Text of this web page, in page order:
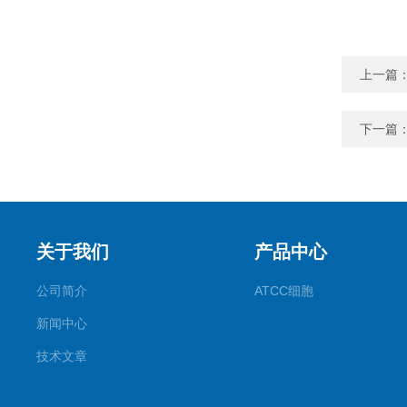
上一篇
下一篇
关于我们
公司简介
新闻中心
技术文章
产品中心
ATCC细胞